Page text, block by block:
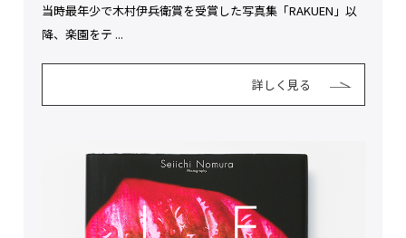
当時最年少で木村伊兵衛賞を受賞した写真集「RAKUEN」以
降、楽園をテ ...
詳しく見る